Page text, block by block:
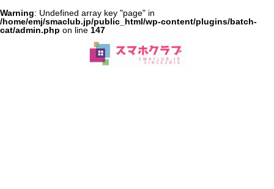
Warning: Undefined array key "page" in
/home/emj/smaclub.jp/public_html/wp-content/plugins/batch-
cat/admin.php on line 147